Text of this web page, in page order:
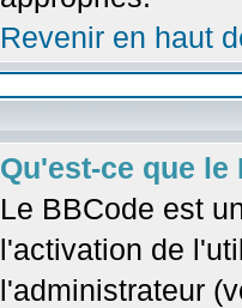
Revenir en haut
Qu'est-ce que le
Le BBCode est
l'activation de
l'administrateur